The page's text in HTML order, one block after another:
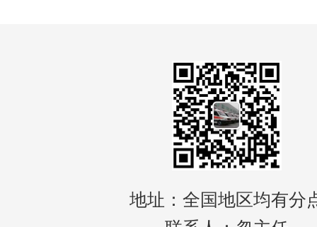
地址：全国地区均有分